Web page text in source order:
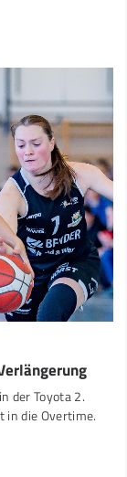
der Toyota 2.
in die Overtime.